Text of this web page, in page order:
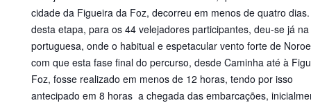
cidade da Figueira da Foz, decorreu em menos de quatro
desta etapa, para os 44 velejadores participantes, deu-se já
portuguesa, onde o habitual e espetacular vento forte de
com que esta fase final do percurso, desde Caminha até à
Foz, fosse realizado em menos de 12 horas, tendo por isso
antecipado em 8 horas a chegada das embarcações,